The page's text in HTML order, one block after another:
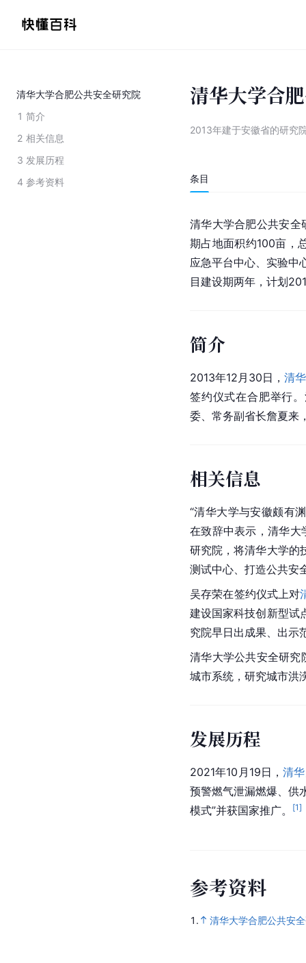
清华大学合肥公共安全研究院
1 简介
2 相关信息
3 发展历程
4 参考资料
清华大学合
2013年建于安徽省的研究
条目
清华大学合肥公共安全
期占地面积约100亩，
应急平台中心、实验中
目建设期两年，计划
简介
2013年12月30日， 清
签约仪式在合肥举行
委、常务副省长詹夏来
相关信息
“清华大学与安徽颇有
在致辞中表示，清华大
研究院，将清华大学的
测试中心、打造公共安
吴存荣在签约仪式上对
建设国家科技创新型试
究院早日出成果、出示
清华大学公共安全研究
城市系统，研究城市洪
发展历程
2021年10月19日，清华
预警燃气泄漏燃爆、供
模式”并获国家推广。
[1]
参考资料
1. 清华大学合肥公共安